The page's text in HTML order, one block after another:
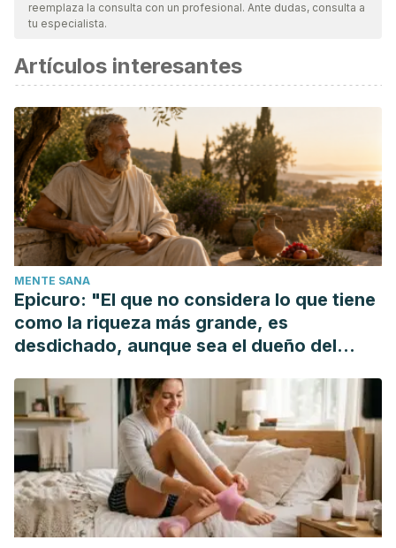
vigencia y validez.La bibliografía de este artículo fue
científica.
Allen S. J, Martínez E. G, et al. (2010). Probiotics for treating
acute infectious diarrhea.Cochrane Database Systematic
Review.2010 (11): CD003048.
de Oliveira GLV, Leite AZ, Higuchi BS, Gonzaga MI, Mariano
VS. Intestinal dysbiosis and probiotic applications in
autoimmune diseases.Immunology. Septiembre 2017. 152
(1): 1-12.
Food Data Central.(2019). Yogurt, plain, whole milk. U. S.
Department of Agriculture.
Fox M. J, Ahuja K. D, et al. (2015). Can probiotic yogurt
prevent diarrhea in children on antibiotics? A double-blind,
e006474.
Huth P, Park K. M. Influence of dairy product and milk fat
consumption on cardiovascular disease risk: a review of
the evidence.
Advances in Nutrition.Mayo 2012. 3 (3): 266-
85.
Jafarnejad S, Shab-Bidar S, et al. (2016). Probiotics reduce
the risk of antibiotic-associated diarrhea in adults (18-64
reemplaza la consulta con un profesional. Ante dudas, consulta a
tu especialista.
Artículos interesantes
MENTE SANA
Epicuro: "El que no considera lo que tiene
como la riqueza más grande, es
desdichado, aunque sea el dueño del